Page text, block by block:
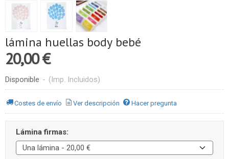
lámina huellas body bebé
20,00 €
Disponible - (Imp. Incluidos)
Costes de envío Ver descripción Hacer pregunta
Lámina firmas: